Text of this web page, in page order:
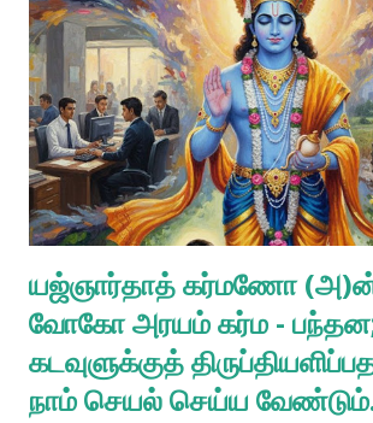
நாராயணனின் ரூபங்களும் லீலைகளும் அதன்
பதிந்தன. மானின் அமைதியான மற்றும்
கண்ட முனிவர்கள், அதனை அங்கேயே,
அனுமதித்தனர். அருகில் இருந்த ஆலயத்தின்
போதும், தீபாராதனை காட்டப்படும் போதும், அந்த
மரியாதையுடன் தலை வணங்கியது. அது மற்ற
பிரசாதத்திற்காக ஒருபோதும் ஆவலுடன் நிற்கவ...
யஜ்ஞார்தாத் கர்மணோ
வோகோ அரயம் கர்ம - பந்தன;
கடவுளுக்குத்
நாம் செயல் செய்ய